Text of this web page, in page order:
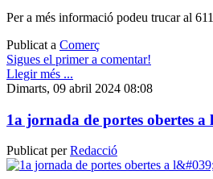
Per a més informació podeu trucar al
Publicat a Comerç
Sigues el primer a comentar!
Llegir més ...
Dimarts, 09 abril 2024 08:08
1a jornada de portes obertes a
Publicat perRedacció